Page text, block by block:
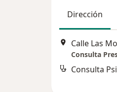
Dirección
Calle Las
Consulta
Consulta